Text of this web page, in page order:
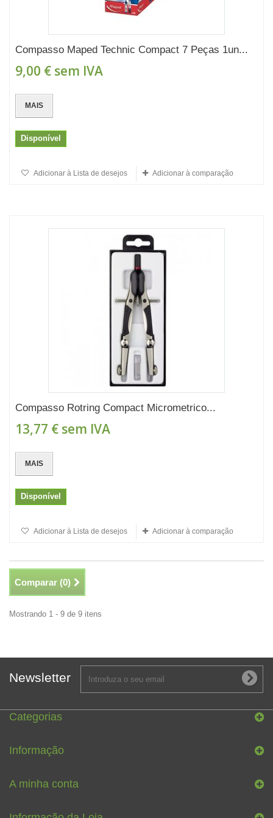
Compasso Maped Technic Compact 7 Peças 1un...
9,00 € sem IVA
MAIS
Disponível
Adicionar à Lista de desejos Adicionar à comparação
Compasso Rotring Compact Micrometrico...
13,77 € sem IVA
MAIS
Disponível
Adicionar à Lista de desejos Adicionar à comparação
Comparar (0)
Mostrando 1 - 9 de 9 itens
Newsletter
Categorias
Informação
A minha conta